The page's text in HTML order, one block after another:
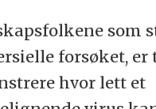
som
forsøket, er
hvor lett et